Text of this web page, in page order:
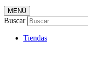
Artículos de Vigilancia
Envió 24/7!!!
MENÚ
Buscar
Tiendas